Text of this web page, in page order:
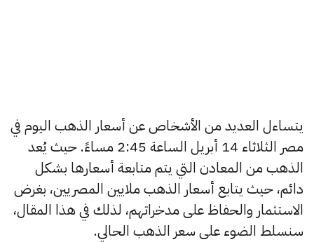
يتساءل العديد من الأشخاص عن أسعار الذهب اليوم في
مصر الثلاثاء 14 أبريل الساعة 2:45 مساءً. حيث يُعد
الذهب من المعادن التي يتم متابعة أسعارها بشكل
دائم، حيث يتابع أسعار الذهب ملايين المصريين، بغرض
الاستثمار والحفاظ على مدخراتهم، لذلك في هذا المقال،
سنسلط الضوء على سعر الذهب الحالي.